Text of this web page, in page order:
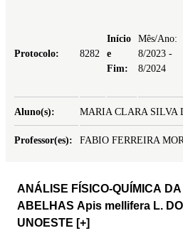
Protocolo: 8282
Início
e
Fim:
Mês/Ano:
8/2023 -
8/2024
Aluno(s): MARIA CLARA SILVA
Professor(es): FABIO FERREIRA
ANÁLISE FÍSICO-QUÍMICA
ABELHAS Apis mellifera L.
UNOESTE [+]